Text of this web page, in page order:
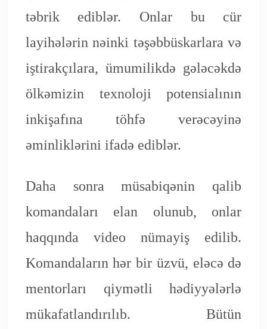
təbrik ediblər. Onlar bu cür
layihələrin nəinki təşəbbüskarlara və
iştirakçılara, ümumilikdə gələcəkdə
ölkəmizin texnoloji potensialının
inkişafına töhfə verəcəyinə
əminliklərini ifadə ediblər.
Daha sonra müsabiqənin qalib
komandaları elan olunub, onlar
haqqında video nümayiş edilib.
Komandaların hər bir üzvü, eləcə də
mentorları qiymətli hədiyyələrlə
mükafatlandırılıb. Bütün